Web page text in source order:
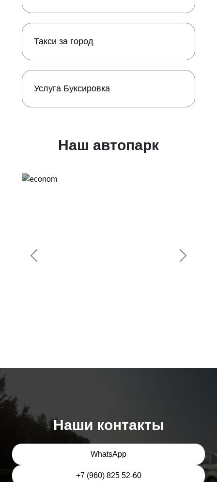
Такси за город
Услуга Буксировка
Наш автопарк
Предыдущий
Наши контакты
WhatsApp
+7 (960) 825 52-60